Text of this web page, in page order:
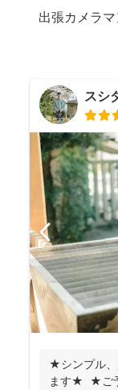
出張カメラ
スシ
★シンプル、
ます★ ★ご